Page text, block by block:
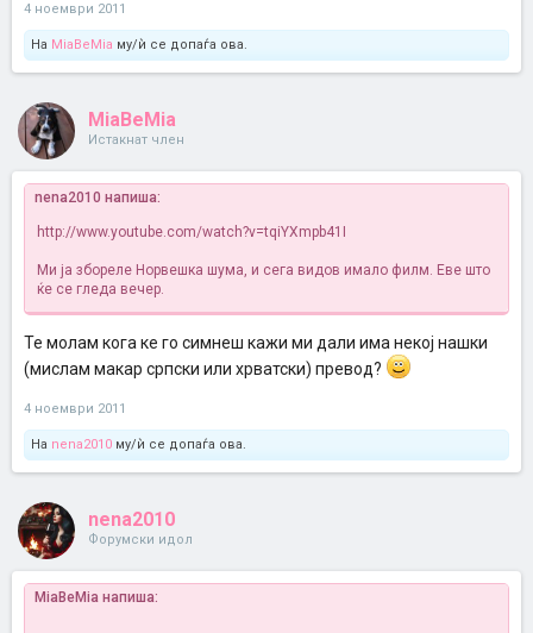
4 ноември 2011
На MiaBeMia му/ѝ се допаѓа ова.
MiaBeMia
Истакнат член
nena2010 напиша:
http://www.youtube.com/watch?v=tqiYXmpb41I
Ми ја збореле Норвешка шума, и сега видов имало филм. Еве што
ќе се гледа вечер.
Те молам кога ке го симнеш кажи ми дали има некој нашки
(мислам макар српски или хрватски) превод?
4 ноември 2011
На nena2010 му/ѝ се допаѓа ова.
nena2010
Форумски идол
MiaBeMia напиша: